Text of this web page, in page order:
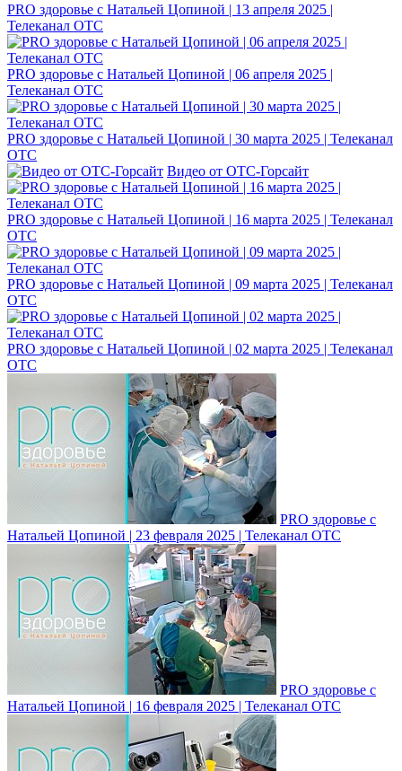
PRO здоровье с Натальей Цопиной | 13 апреля 2025 |
Телеканал ОТС
PRO здоровье с Натальей Цопиной | 06 апреля 2025 |
Телеканал ОТС
PRO здоровье с Натальей Цопиной | 30 марта 2025 | Телеканал
ОТС
Видео от ОТС-Горсайт
PRO здоровье с Натальей Цопиной | 16 марта 2025 | Телеканал
ОТС
PRO здоровье с Натальей Цопиной | 09 марта 2025 | Телеканал
ОТС
PRO здоровье с Натальей Цопиной | 02 марта 2025 | Телеканал
ОТС
PRO здоровье с
Натальей Цопиной | 23 февраля 2025 | Телеканал ОТС
PRO здоровье с
Натальей Цопиной | 16 февраля 2025 | Телеканал ОТС